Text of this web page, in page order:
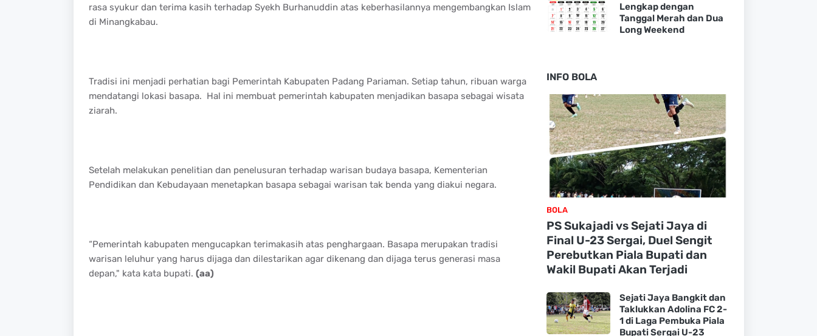
rasa syukur dan terima kasih terhadap Syekh Burhanuddin atas keberhasilannya mengembangkan Islam
di Minangkabau.
Tradisi ini menjadi perhatian bagi Pemerintah Kabupaten Padang Pariaman. Setiap tahun, ribuan warga
mendatangi lokasi basapa. Hal ini membuat pemerintah kabupaten menjadikan basapa sebagai wisata
ziarah.
Setelah melakukan penelitian dan penelusuran terhadap warisan budaya basapa, Kementerian
Pendidikan dan Kebudayaan menetapkan basapa sebagai warisan tak benda yang diakui negara.
“Pemerintah kabupaten mengucapkan terimakasih atas penghargaan. Basapa merupakan tradisi
warisan leluhur yang harus dijaga dan dilestarikan agar dikenang dan dijaga terus generasi masa
depan," kata kata bupati. (aa)
Lengkap dengan
Tanggal Merah dan Dua
Long Weekend
INFO BOLA
BOLA
PS Sukajadi vs Sejati Jaya di
Final U-23 Sergai, Duel Sengit
Perebutkan Piala Bupati dan
Wakil Bupati Akan Terjadi
Sejati Jaya Bangkit dan
Taklukkan Adolina FC 2-
1 di Laga Pembuka Piala
Bupati Sergai U-23